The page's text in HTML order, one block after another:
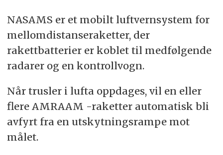
NASAMS er et mobilt luftvernsystem for
mellomdistanseraketter, der
rakettbatterier er koblet til medfølgende
radarer og en kontrollvogn.
Når trusler i lufta oppdages, vil en eller
flere AMRAAM -raketter automatisk bli
avfyrt fra en utskytningsrampe mot
målet.